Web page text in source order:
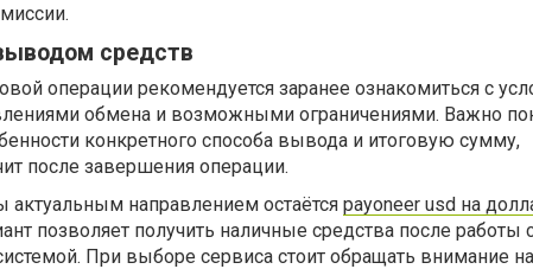
средств
операции рекомендуется заранее ознакомиться с
обмена и возможными ограничениями. Важно
конкретного способа вывода и итоговую сумму,
после завершения операции.
направлением остаётся payoneer usd на
позволяет получить наличные средства после работы
При выборе сервиса стоит обращать внимание на